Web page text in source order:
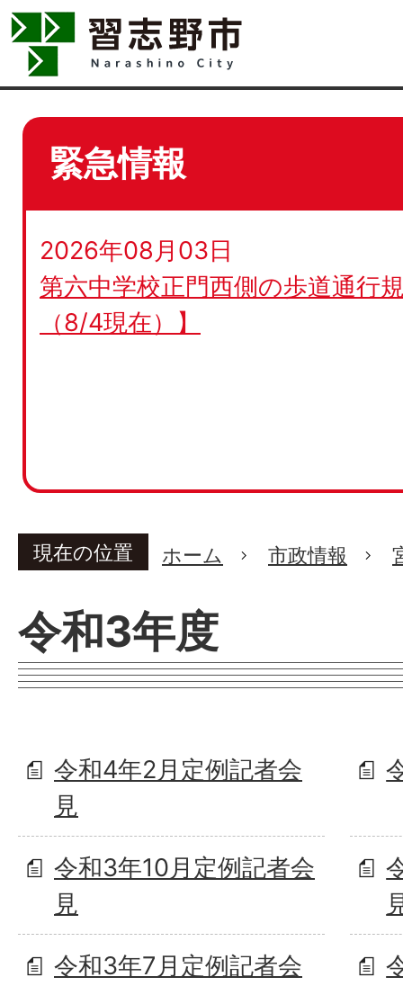
緊急情報
2026年08月03日
第六中学校正門西側の歩道通行
（8/4現在）】
現在の位置 ホーム 市政情報
令和3年度
令和4年2月定例記者会
見
令和3年10月定例記者会
見
令和3年7月定例記者会